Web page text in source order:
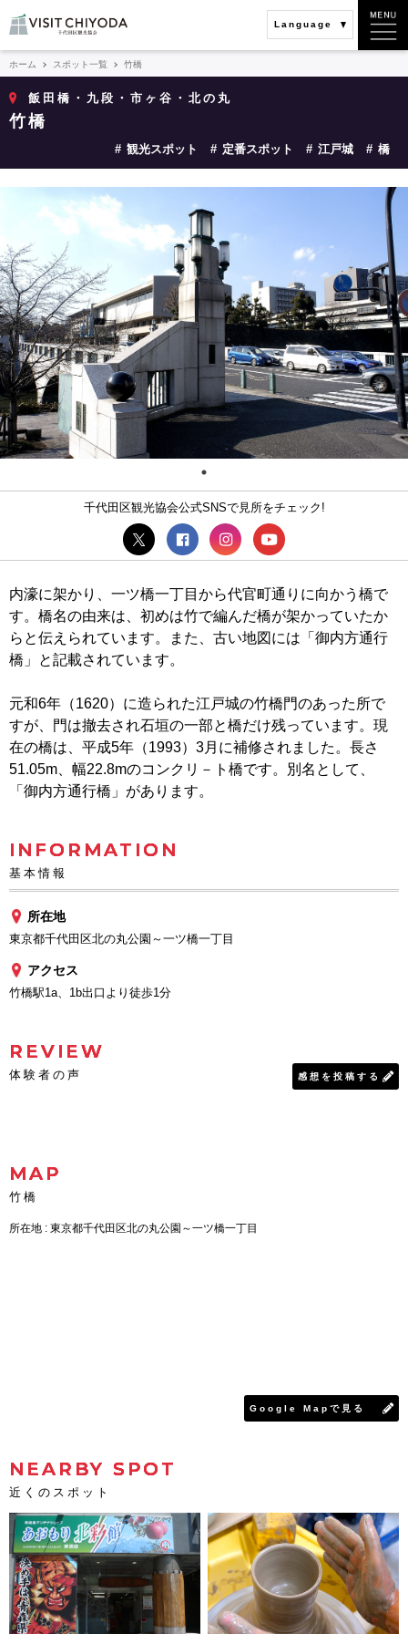
Language
ホーム スポット一覧 竹橋
飯田橋・九段・市ヶ谷・北の丸
竹橋
観光スポット 定番スポット 江戸城 橋
千代田区観光協会公式SNSで見所をチェック!
内濠に架かり、一ツ橋一丁目から代官町通りに向かう橋で
す。橋名の由来は、初めは竹で編んだ橋が架かっていたか
らと伝えられています。また、古い地図には「御内方通行
橋」と記載されています。
元和6年（1620）に造られた江戸城の竹橋門のあった所で
すが、門は撤去され石垣の一部と橋だけ残っています。現
在の橋は、平成5年（1993）3月に補修されました。長さ
51.05m、幅22.8mのコンクリ－ト橋です。別名として、
「御内方通行橋」があります。
INFORMATION
基本情報
所在地
東京都千代田区北の丸公園～一ツ橋一丁目
アクセス
竹橋駅1a、1b出口より徒歩1分
REVIEW
体験者の声 感想を投稿する
MAP
竹橋
Google Mapで見る
所在地 : 東京都千代田区北の丸公園～一ツ橋一丁目
NEARBY SPOT
近くのスポット